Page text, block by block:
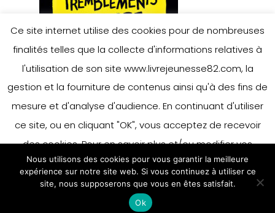
Ce site internet utilise des cookies pour de nombreuses
finalités telles que la collecte d'informations relatives à
l'utilisation de son site www.livrejeunesse82.com, la
gestion et la fourniture de contenus ainsi qu'à des fins de
mesure et d'analyse d'audience. En continuant d'utiliser
ce site, ou en cliquant "OK", vous acceptez de recevoir
des cookies. Pour en savoir plus et/ou modifier vos
préférences en matière de cookies, merci de vous référer
à notre politique sur les cookies.
Accepter
En savoir plus
Nous utilisons des cookies pour vous garantir la meilleure
expérience sur notre site web. Si vous continuez à utiliser ce
site, nous supposerons que vous en êtes satisfait.
Ok